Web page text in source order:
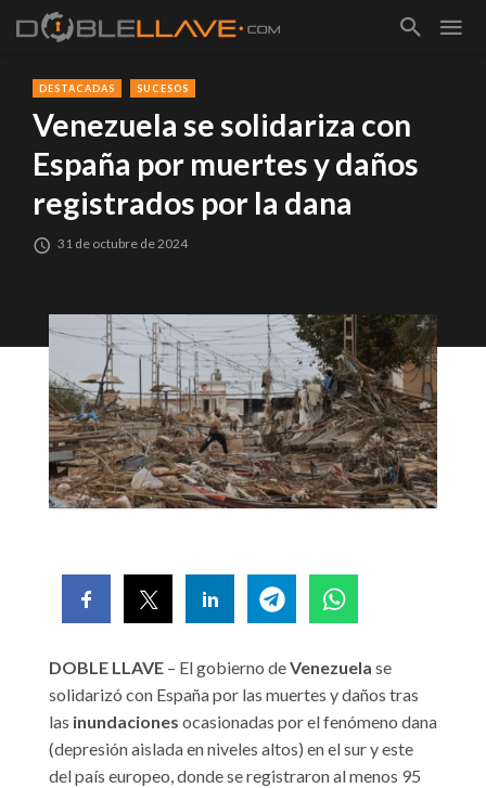
DESTACADAS SUCESOS
Venezuela se solidariza con
España por muertes y daños
registrados por la dana
31 de octubre de 2024
DOBLE LLAVE – El gobierno deVenezuela se
solidarizó con España por las muertes y daños tras
las inundaciones ocasionadas por el fenómeno dana
(depresión aislada en niveles altos) en el sur y este
del país europeo, donde se registraron al menos 95